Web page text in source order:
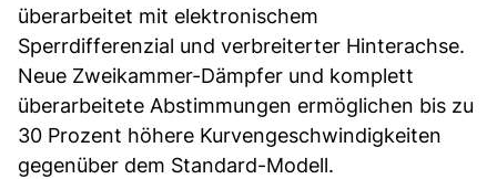
überarbeitet mit elektronischem
Sperrdifferenzial und verbreiterter Hinterachse.
Neue Zweikammer-Dämpfer und komplett
überarbeitete Abstimmungen ermöglichen bis zu
30 Prozent höhere Kurvengeschwindigkeiten
gegenüber dem Standard-Modell.